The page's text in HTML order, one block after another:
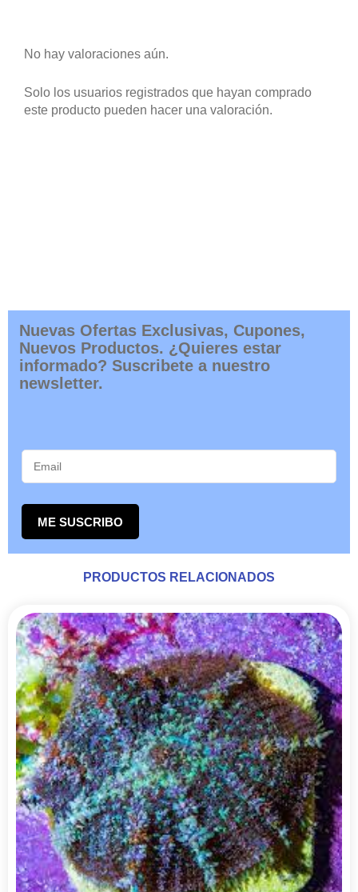
No hay valoraciones aún.
Solo los usuarios registrados que hayan comprado
este producto pueden hacer una valoración.
Nuevas Ofertas Exclusivas, Cupones,
Nuevos Productos. ¿Quieres estar
informado? Suscribete a nuestro
newsletter.
ME SUSCRIBO
PRODUCTOS RELACIONADOS